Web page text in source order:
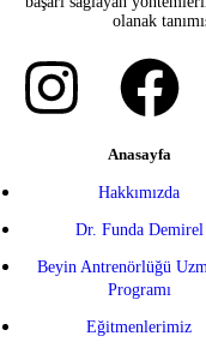
olanak
Anasayfa
Hakkımızda
Dr. Funda Demirel
Beyin Antrenörlüğü
Programı
Eğitmenlerimiz